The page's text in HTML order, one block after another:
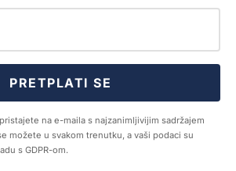
PRETPLATI SE
na e-maila s najzanimljivijim sadržajem
možete u svakom trenutku, a vaši podaci su
s GDPR-om.